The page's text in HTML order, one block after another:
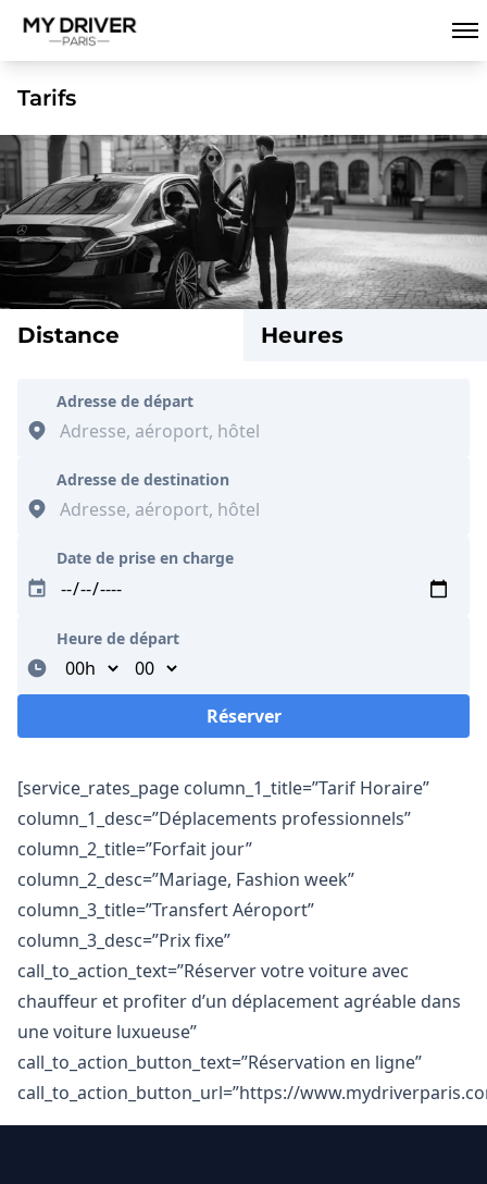
Tarifs
Distance Heures
Adresse de départ
Adresse de destination
Date de prise en charge
Heure de départ
Minutes
Loading...
Réserver
[service_rates_page column_1_title=”Tarif Horaire”
column_1_desc=”Déplacements professionnels”
column_2_title=”Forfait jour”
column_2_desc=”Mariage, Fashion week”
column_3_title=”Transfert Aéroport”
column_3_desc=”Prix fixe”
call_to_action_text=”Réserver votre voiture avec
chauffeur et profiter d’un déplacement agréable dans
une voiture luxueuse”
call_to_action_button_text=”Réservation en ligne”
call_to_action_button_url=”https://